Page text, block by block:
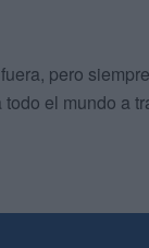
pero
el mundo a